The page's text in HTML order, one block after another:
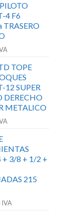
4 F6
TRASERO
TOPE
12 SUPER
DERECHO
METALICO
+ 3/8 + 1/2 +
215
IVA